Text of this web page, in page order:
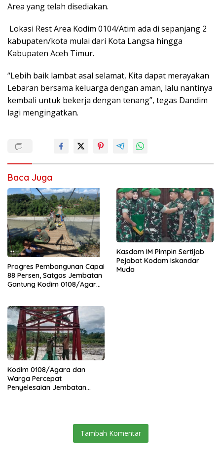
Area yang telah disediakan.
Lokasi Rest Area Kodim 0104/Atim ada di sepanjang 2
kabupaten/kota mulai dari Kota Langsa hingga
Kabupaten Aceh Timur.
“Lebih baik lambat asal selamat, Kita dapat merayakan
Lebaran bersama keluarga dengan aman, lalu nantinya
kembali untuk bekerja dengan tenang”, tegas Dandim
lagi mengingatkan.
Baca Juga
Progres Pembangunan Capai
88 Persen, Satgas Jembatan
Gantung Kodim 0108/Agara
Kasdam IM Pimpin Sertijab
Pejabat Kodam Iskandar
Muda
Kodim 0108/Agara dan
Warga Percepat
Penyelesaian Jembatan
Tambah Komentar